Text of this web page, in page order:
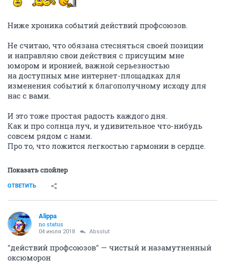
Ниже хроника событий действий профсоюзов.
Не считаю, что обязана стесняться своей позиции
и направляю свои действия с присущим мне
юмором и иронией, важной серьезностью
на доступных мне интернет-площадках для
изменения событий к благополучному исходу для
нас с вами.
И это тоже простая радость каждого дня.
Как и про солнца луч, и удивительное что-нибудь
совсем рядом с нами.
Про то, что ложится легкостью гармонии в сердце.
Показать спойлер
ОТВЕТИТЬ
Alippa
no status
04 июля 2018 Absolut
"действий профсоюзов" — чистый и назамутненный
оксюморон